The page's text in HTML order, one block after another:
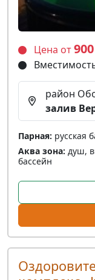
Цена от900
район
залив
Парная: русская
Аква зона: душ,
бассейн